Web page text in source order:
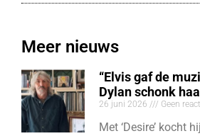
Meer nieuws
“Elvis gaf de
Dylan schonk
26 juni 2026 Geen
Met ‘Desire’ kocht